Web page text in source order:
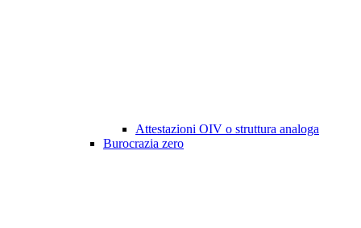
Attestazioni OIV o struttura analoga
Burocrazia zero